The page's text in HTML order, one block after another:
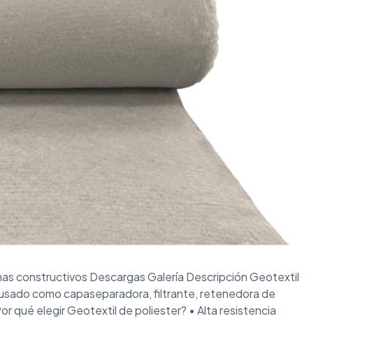
constructivos Descargas Galería Descripción Geotextil
como capaseparadora, filtrante, retenedora de
qué elegir Geotextil de poliester? • Alta resistencia